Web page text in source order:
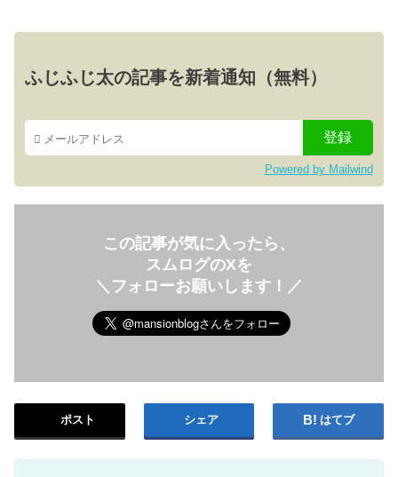
ふじふじ太の記事を新着通知（無料）
Powered by Mailwind
この記事が気に入ったら、
スムログのXを
＼フォローお願いします！／
ポスト シェア はてブ